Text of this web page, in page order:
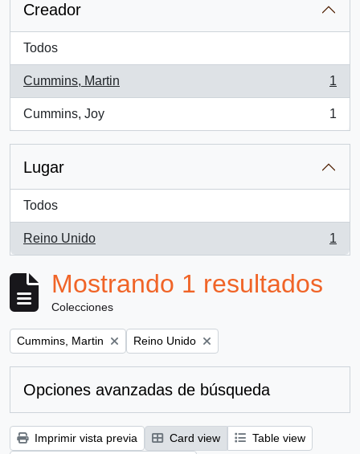
Creador
Todos
Cummins, Martin
, 1 resultados
1
Cummins, Joy
, 1 resultados
1
Lugar
Todos
Reino Unido
, 1 resultados
1
Mostrando 1 resultados
Colecciones
Remove filter:
Cummins, Martin Remove filter:
Reino Unido
Opciones avanzadas de búsqueda
Imprimir vista previa Card view
Table view